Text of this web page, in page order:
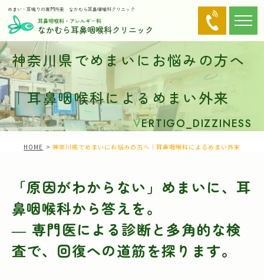
めまい・耳鳴りの専門外来 なかむら耳鼻咽喉科クリニック
神奈川県でめまいにお悩みの方へ
｜耳鼻咽喉科によるめまい外来
VERTIGO_DIZZINESS
HOME 神奈川県でめまいにお悩みの方へ｜耳鼻咽喉科によるめまい外来
「原因がわからない」めまいに、耳
鼻咽喉科から答えを。
― 専門医による診断と多角的な検
査で、回復への道筋を探ります。